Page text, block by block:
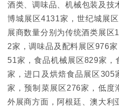
酒类、调味品、机械包装及技
博城展区4131家，世纪城展
展商数量分别为传统酒类展
2家，调味品及配料展区976
51家，食品机械展区829家，
家，进口及烘焙食品展区305
家，预制菜展区276家，低度
外展商方面，阿根廷、澳大利